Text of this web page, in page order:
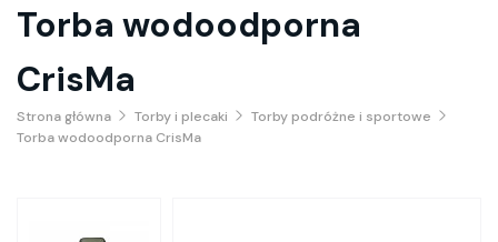
Torba wodoodporna
CrisMa
Strona główna Torby i plecaki
Torby podróżne i sportowe
Torba wodoodporna CrisMa